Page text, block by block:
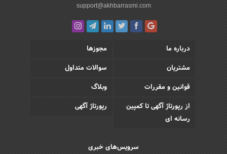
support@akhbarrasmi.com
درباره ما
مجوزها
مشتریان
سوالات متداول
قوانین و مقررات
وبلاگ
از رپورتاژ آگهی تا کمپین
رسانه ای
رپورتاژ آگهی
سرویس‌های خبری